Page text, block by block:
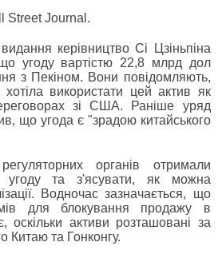
Street Journal.
керівництво Сі Цзіньпіна
угоду вартістю 22,8 млрд дол
з Пекіном. Вони повідомляють,
використати цей актив як
зі США. Раніше уряд
що угода є "зрадою китайського
органів отримали
угоду та з'ясувати, як можна
Водночас зазначається, що
для блокування продажу в
оскільки активи розташовані за
Китаю та Гонконгу.